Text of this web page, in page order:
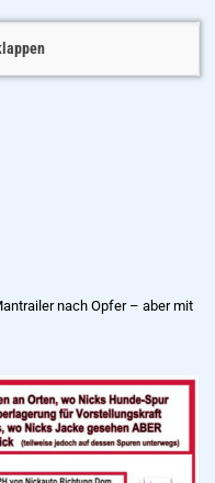
nach Opfer – aber mit